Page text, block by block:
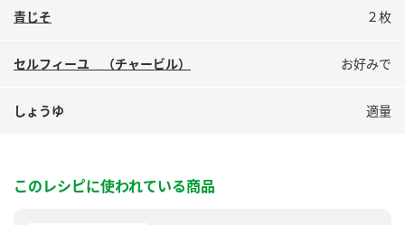
青じそ ２枚
セルフィーユ （チャービル） お好みで
しょうゆ 適量
このレシピに使われている商品